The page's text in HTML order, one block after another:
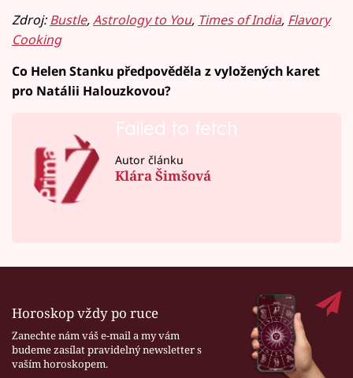
Zdroj:Bustle,Astrology to You, Times of India, Flavory
Cooking
Co Helen Stanku předpověděla z vyložených karet
pro Natálii Halouzkovou?
Failed to fetch
Autor článku
Klára Šimšová
Horoskop vždy po ruce
Zanechte nám váš e-mail a my vám
budeme zasílat pravidelný newsletter s
vaším horoskopem.